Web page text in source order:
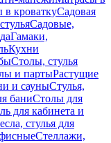
кроваткуСадовая
Садовые,
Гамаки,
Кухни
Столы, стулья
и партыРастущие
и сауныСтулья,
баниСтолы для
для кабинета и
стулья для
Стеллажи,